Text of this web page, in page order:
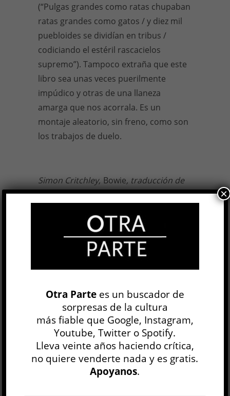
(“Pulgas grandes como ratas chupaban
ratas grandes como gatos / y diez mil
puebloides se dividían en tribus /
codiciando el estéril rascacielos
supremo”). Tampoco extraña que este
libro sea unas veces puerilmente
impúdico y otras de una llaneza
amarga que nos acorrala. Es un
montaje aleatorio, sin freno, como son
los trabajos de duelo.
Simon Critchley, Bowie, traducción de
Inga Pellisa, Sexto Piso, 2016, 115 págs.
Ver nota relacionada (1).
Facebook 11 Twitter 2
Google+ Email
Telegram WhatsApp
ETIQUETAS DAVID BOWIE
Otra Partees un buscador de
sorpresas de la cultura
más fiable que Google, Instagram,
Youtube, Twitter o Spotify.
Lleva veinte años haciendo crítica,
no quiere venderte nada y es gratis.
Apoyanos.
×